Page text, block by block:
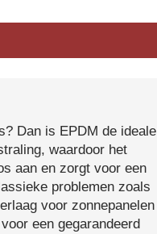
Dan is EPDM de ideale
waardoor het
aan en zorgt voor een
problemen zoals
voor zonnepanelen
een gegarandeerd